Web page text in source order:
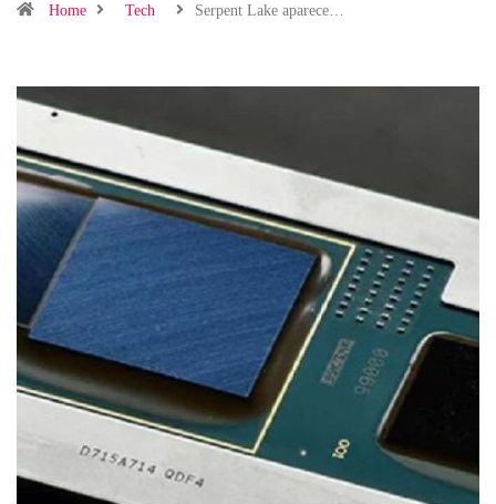
Home
Tech Serpent Lake aparece…